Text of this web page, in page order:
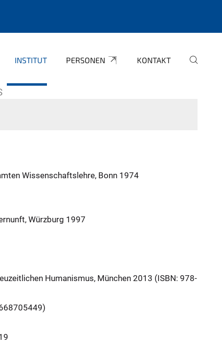
INSTITUT PERSONEN KONTAKT
Wissenschaftslehre, Bonn 1974
Würzburg 1997
Humanismus, München 2013 (ISBN: 978-